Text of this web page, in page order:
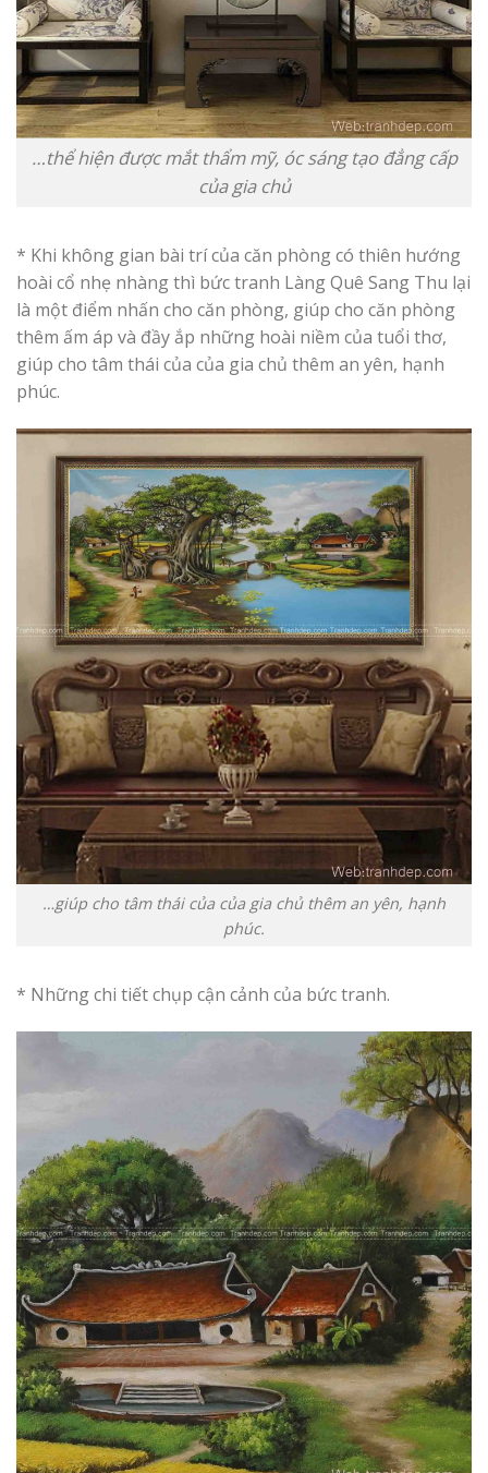
…thể hiện được mắt thẩm mỹ, óc sáng tạo đẳng cấp
của gia chủ
* Khi không gian bài trí của căn phòng có thiên hướng
hoài cổ nhẹ nhàng thì bức tranh Làng Quê Sang Thu lại
là một điểm nhấn cho căn phòng, giúp cho căn phòng
thêm ấm áp và đầy ắp những hoài niềm của tuổi thơ,
giúp cho tâm thái của của gia chủ thêm an yên, hạnh
phúc.
…giúp cho tâm thái của của gia chủ thêm an yên, hạnh
phúc.
* Những chi tiết chụp cận cảnh của bức tranh.